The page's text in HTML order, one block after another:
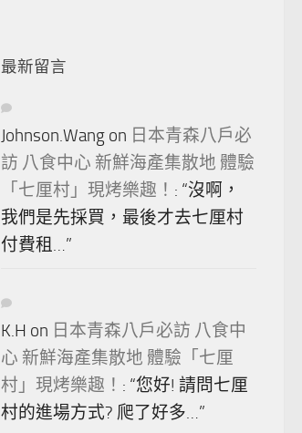
最新留言
Johnson.Wang on 日本青森八戶必
訪 八食中心 新鮮海產集散地 體驗
「七厘村」現烤樂趣！ : “沒啊，
我們是先採買，最後才去七厘村
付費租…”
K.H on 日本青森八戶必訪 八食中
心 新鮮海產集散地 體驗「七厘
村」現烤樂趣！ : “您好! 請問七厘
村的進場方式? 爬了好多…”